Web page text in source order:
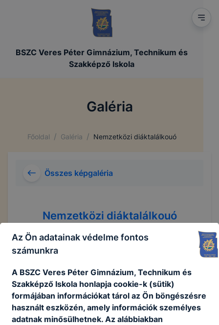
BSZC Veres Péter Gimnázium, Technikum és
Szakképző Iskola
Galéria
Főoldal / Galéria / Nemzetközi diáktalálkouó
Összes képgaléria
Nemzetközi diáktalálkouó
2025. április 11.
Az Ön adatainak védelme fontos
számunkra
A BSZC Veres Péter Gimnázium, Technikum és
Szakképző Iskola honlapja cookie-k (sütik)
formájában információkat tárol az Ön böngészésre
használt eszközén, amely információk személyes
adatnak minősülhetnek. Az alábbiakban